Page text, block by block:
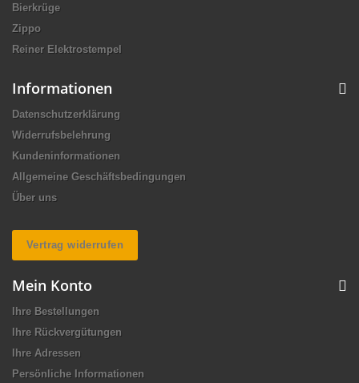
Bierkrüge
Zippo
Reiner Elektrostempel
Informationen
Datenschutzerklärung
Widerrufsbelehrung
Kundeninformationen
Allgemeine Geschäftsbedingungen
Über uns
Vertrag widerrufen
Mein Konto
Ihre Bestellungen
Ihre Rückvergütungen
Ihre Adressen
Persönliche Informationen